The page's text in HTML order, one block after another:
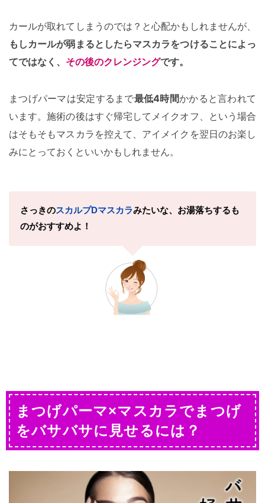
カールが取れてしまうのでは？と心配かもしれませんが、
もしカールが弱まるとしたらマスカラをつけることによっ
てではなく、 その後のクレンジングです。
まつげパーマは安定するまで最低4時間かかると言われて
います。施術の後はすぐ帰宅してメイクオフ、という場合
はそもそもマスカラを控えて、アイメイクを翌日のお楽し
みにとっておくといいかもしれません。
さっきのスカルプDマスカラみたいな、 お湯落ちするも
のがおすすめよ！
まつげパーマ×マスカラでまつげ
をバサバサに見せるには？